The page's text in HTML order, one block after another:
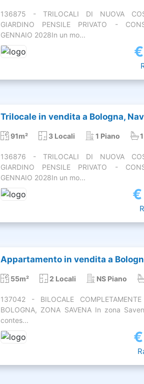
136875 - TRILOCALI DI NUOVA
GIARDINO PENSILE PRIVATO -
GENNAIO 2028In un mo...
€
Trilocale in vendita a Bologna,
91m² 3 Locali 1 Piano
136876 - TRILOCALI DI NUOVA
GIARDINO PENSILE PRIVATO -
GENNAIO 2028In un mo...
€
Appartamento in vendita a
55m² 2 Locali NS Piano
137042 - BILOCALE COMPLETAMENTE
BOLOGNA, ZONA SAVENA In zona
contes...
€